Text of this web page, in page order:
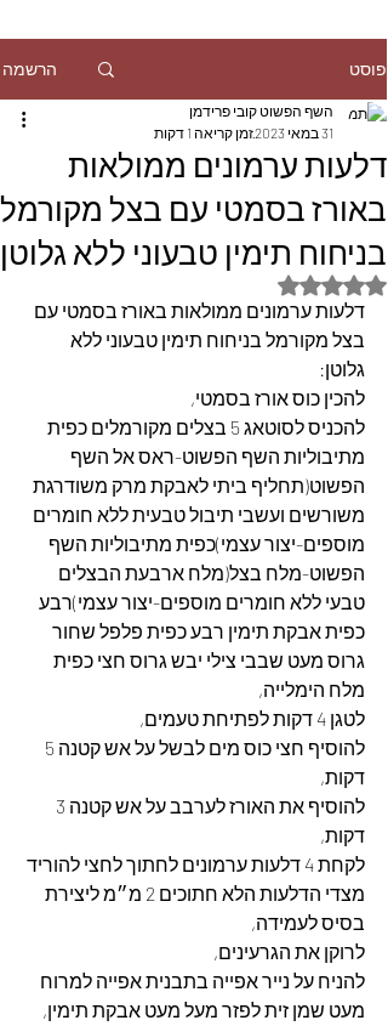
פוסט הרשמה
דלעות ערמונים ממולאות
באורז בסמטי עם בצל מקורמל
בניחוח תימין טבעוני ללא גלוטן
השף הפשוט קובי פרידמן
31 במאי 2023
זמן קריאה 1 דקות
דירוג של NaN מתוך 5 כוכבים
דלעות ערמונים ממולאות באורז בסמטי עם
בצל מקורמל בניחוח תימין טבעוני ללא
גלוטן:
להכין כוס אורז בסמטי,
להכניס לסוטאג 5 בצלים מקורמלים כפית
מתיבוליות השף הפשוט-ראס אל השף
הפשוט(תחליף ביתי לאבקת מרק משודרגת
משורשים ועשבי תיבול טבעית ללא חומרים
מוספים-יצור עצמי)כפית מתיבוליות השף
הפשוט-מלח בצל(מלח ארבעת הבצלים
טבעי ללא חומרים מוספים-יצור עצמי)רבע
כפית אבקת תימין רבע כפית פלפל שחור
גרוס מעט שבבי צילי יבש גרוס חצי כפית
מלח הימלייה,
לטגן 4 דקות לפתיחת טעמים,
דקות,
דקות,
לקחת 4 דלעות ערמונים לחתוך לחצי להוריד
מצדי הדלעות הלא חתוכים 2 מ״מ ליצירת
בסיס לעמידה,
לרוקן את הגרעינים,
להניח על נייר אפייה בתבנית אפייה למרוח
מעט שמן זית לפזר מעל מעט אבקת תימין,